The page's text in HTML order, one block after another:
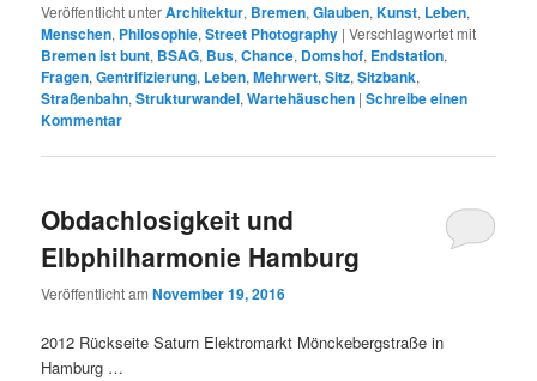
Veröffentlicht unterArchitektur, Bremen,Glauben,Kunst, Leben,
Menschen, Philosophie,Street Photography |Verschlagwortet mit
Bremen ist bunt, BSAG, Bus,Chance, Domshof, Endstation,
Fragen,Gentrifizierung, Leben,Mehrwert,Sitz,Sitzbank,
Straßenbahn,Strukturwandel,Wartehäuschen |Schreibe einen
Kommentar
Obdachlosigkeit und
Elbphilharmonie Hamburg
Veröffentlicht amNovember 19, 2016
2012 Rückseite Saturn Elektromarkt Mönckebergstraße in
Hamburg …